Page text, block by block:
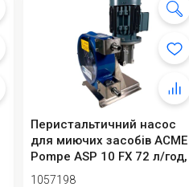
Перистальтичний насос
для миючих засобів ACME
Pompe ASP 10 FX 72 л/год,
230/4...
1057198